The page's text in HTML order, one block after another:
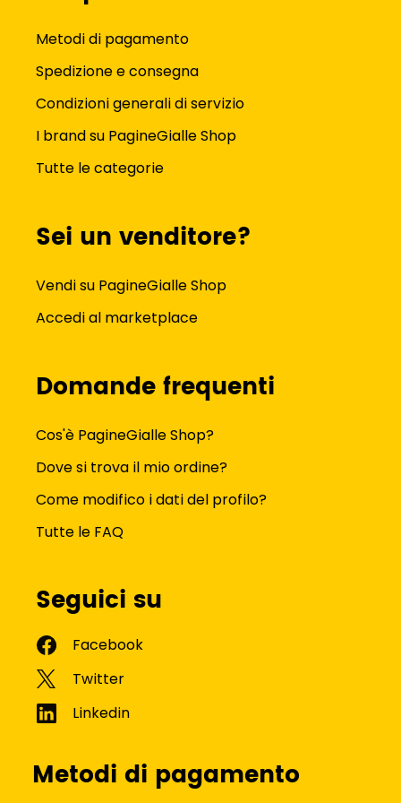
Metodi di pagamento
Spedizione e consegna
Condizioni generali di servizio
I brand su PagineGialle Shop
Tutte le categorie
Sei un venditore?
Vendi su PagineGialle Shop
Accedi al marketplace
Domande frequenti
Cos'è PagineGialle Shop?
Dove si trova il mio ordine?
Come modifico i dati del profilo?
Tutte le FAQ
Seguici su
Metodi di pagamento